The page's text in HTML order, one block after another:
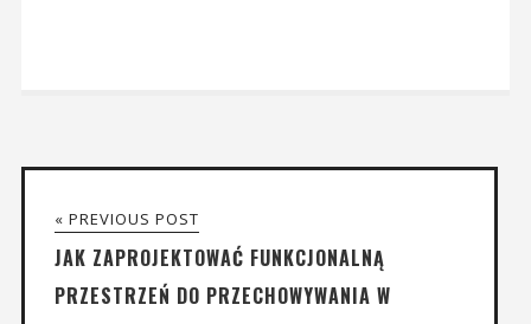
« PREVIOUS POST
JAK ZAPROJEKTOWAĆ FUNKCJONALNĄ
PRZESTRZEŃ DO PRZECHOWYWANIA W